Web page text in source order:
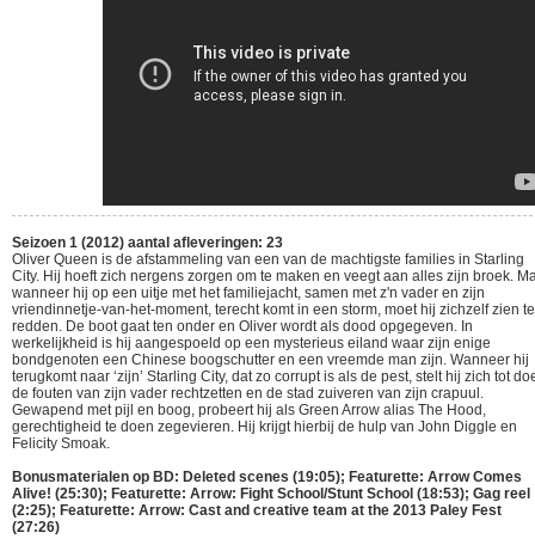
Seizoen 1 (2012) aantal afleveringen: 23
Oliver Queen is de afstammeling van een van de machtigste families in Starling
City. Hij hoeft zich nergens zorgen om te maken en veegt aan alles zijn broek.
wanneer hij op een uitje met het familiejacht, samen met z'n vader en zijn
vriendinnetje-van-het-moment, terecht komt in een storm, moet hij zichzelf zien te
redden. De boot gaat ten onder en Oliver wordt als dood opgegeven. In
werkelijkheid is hij aangespoeld op een mysterieus eiland waar zijn enige
bondgenoten een Chinese boogschutter en een vreemde man zijn. Wanneer hij
terugkomt naar ‘zijn’ Starling City, dat zo corrupt is als de pest, stelt hij zich tot
de fouten van zijn vader rechtzetten en de stad zuiveren van zijn crapuul.
Gewapend met pijl en boog, probeert hij als Green Arrow alias The Hood,
gerechtigheid te doen zegevieren. Hij krijgt hierbij de hulp van John Diggle en
Felicity Smoak.
Bonusmaterialen op BD: Deleted scenes (19:05); Featurette: Arrow Comes
Alive! (25:30); Featurette: Arrow: Fight School/Stunt School (18:53); Gag reel
(2:25); Featurette: Arrow: Cast and creative team at the 2013 Paley Fest
(27:26)